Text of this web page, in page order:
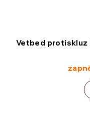
Vetbed protiskluz